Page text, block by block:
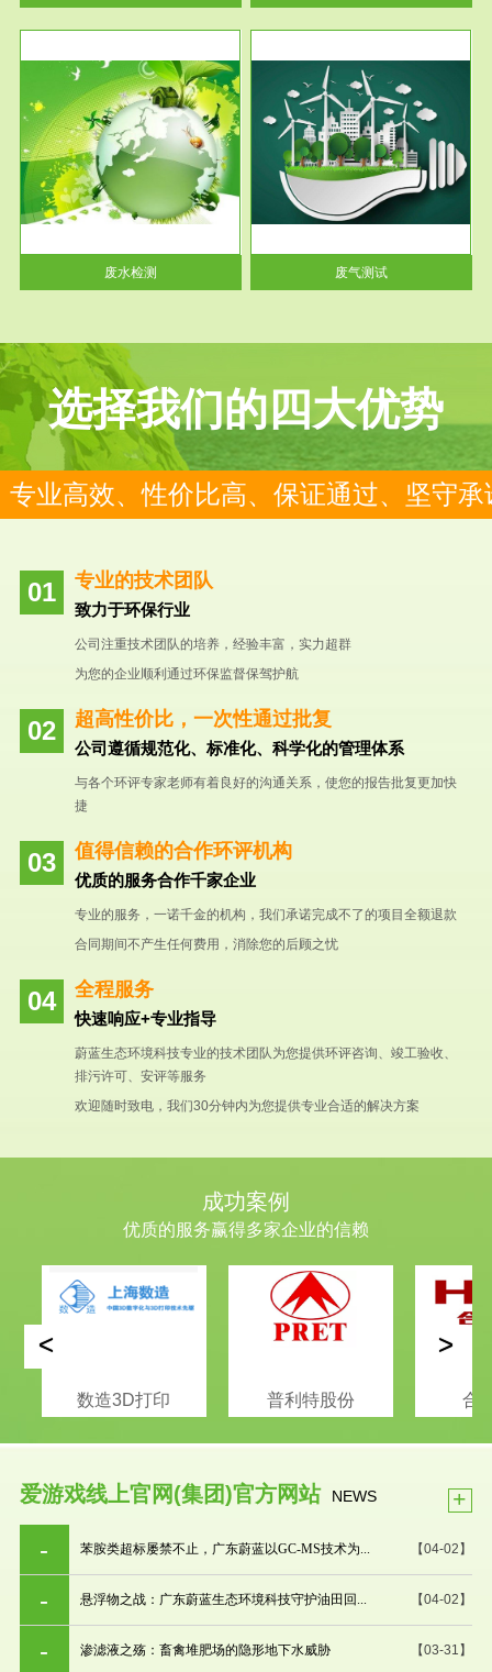
废水检测
服务范围
废气测试
检测范围工业废气检测包括有机
废气和无机废气。有机废气主要
包括...
废气测试
选择我们的四大优势
专业高效、性价比高、保证通过、坚守承
专业的技术团队
致力于环保行业
公司注重技术团队的培养，经验丰富，实力超群
为您的企业顺利通过环保监督保驾护航
超高性价比，一次性通过批复
公司遵循规范化、标准化、科学化的管理体系
与各个环评专家老师有着良好的沟通关系，使您的报告批复更加快
捷
值得信赖的合作环评机构
优质的服务合作千家企业
专业的服务，一诺千金的机构，我们承诺完成不了的项目全额退款
合同期间不产生任何费用，消除您的后顾之忧
全程服务
快速响应+专业指导
蔚蓝生态环境科技专业的技术团队为您提供环评咨询、竣工验收、
排污许可、安评等服务
欢迎随时致电，我们30分钟内为您提供专业合适的解决方案
成功案例
优质的服务赢得多家企业的信赖
数造3D打印 普利特股份 合
< >
爱游戏线上官网(集团)官方网站 NEWS +
【04-02】
苯胺类超标屡禁不止，广东蔚蓝以GC-MS技术为...
【04-02】
悬浮物之战：广东蔚蓝生态环境科技守护油田回...
【03-31】
渗滤液之殇：畜禽堆肥场的隐形地下水威胁